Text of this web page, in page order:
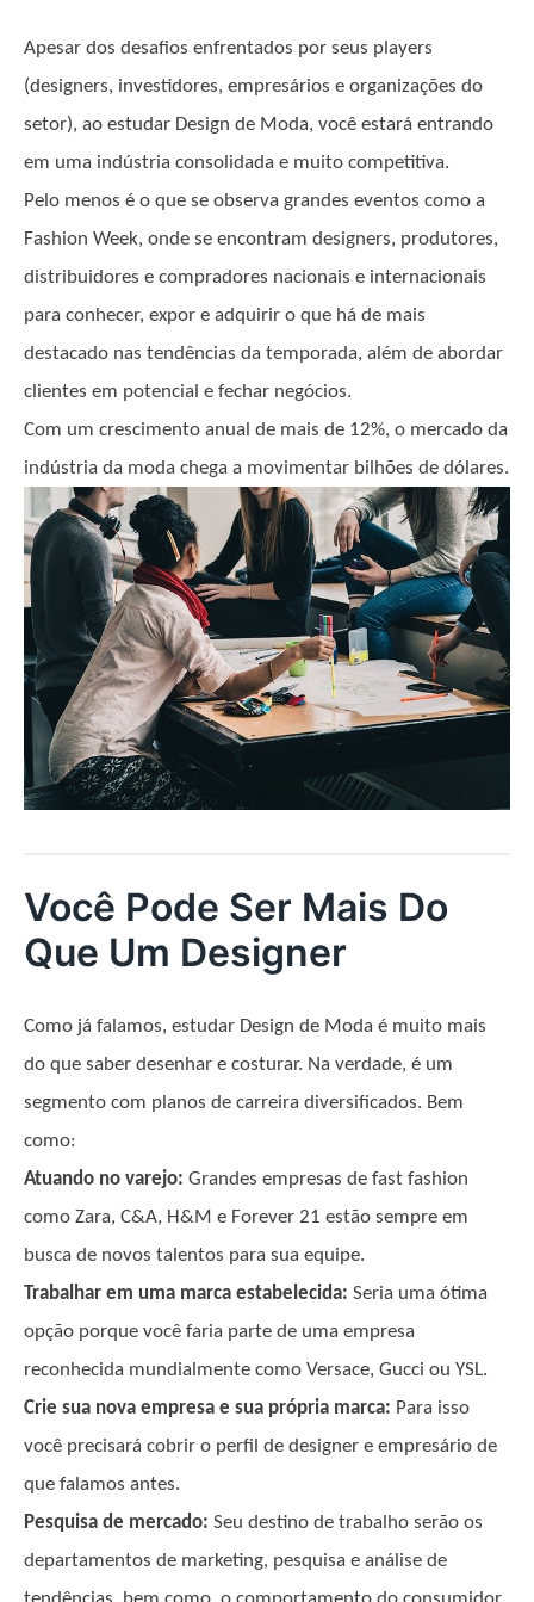
Apesar dos desafios enfrentados por seus players
(designers, investidores, empresários e organizações do
setor), ao estudar Design de Moda, você estará entrando
em uma indústria consolidada e muito competitiva.
Pelo menos é o que se observa grandes eventos como a
Fashion Week, onde se encontram designers, produtores,
distribuidores e compradores nacionais e internacionais
para conhecer, expor e adquirir o que há de mais
destacado nas tendências da temporada, além de abordar
clientes em potencial e fechar negócios.
Com um crescimento anual de mais de 12%, o mercado da
indústria da moda chega a movimentar bilhões de dólares.
Você Pode Ser Mais Do
Que Um Designer
Como já falamos, estudar Design de Moda é muito mais
do que saber desenhar e costurar. Na verdade, é um
segmento com planos de carreira diversificados. Bem
como:
Atuando no varejo: Grandes empresas de fast fashion
como Zara, C&A, H&M e Forever 21 estão sempre em
busca de novos talentos para sua equipe.
Trabalhar em uma marca estabelecida: Seria uma ótima
opção porque você faria parte de uma empresa
reconhecida mundialmente como Versace, Gucci ou YSL.
Crie sua nova empresa e sua própria marca: Para isso
você precisará cobrir o perfil de designer e empresário de
que falamos antes.
Pesquisa de mercado: Seu destino de trabalho serão os
departamentos de marketing, pesquisa e análise de